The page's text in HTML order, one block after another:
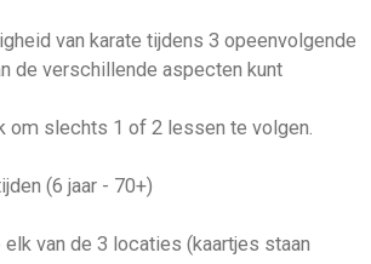
van karate tijdens 3 opeenvolgende
de verschillende aspecten kunt
om slechts 1 of 2 lessen te volgen.
(6 jaar - 70+)
elk van de 3 locaties (kaartjes staan